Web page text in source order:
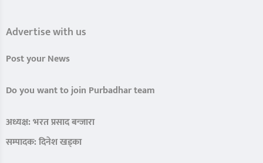
Advertise with us
Post your News
Do you want to join Purbadhar team
अध्यक्ष: भरत प्रसाद बन्जारा
सम्पादक: दिनेश खड्का